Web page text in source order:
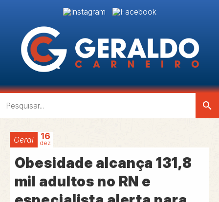
search
Geral 16
dez
Obesidade alcança 131,8
mil adultos no RN e